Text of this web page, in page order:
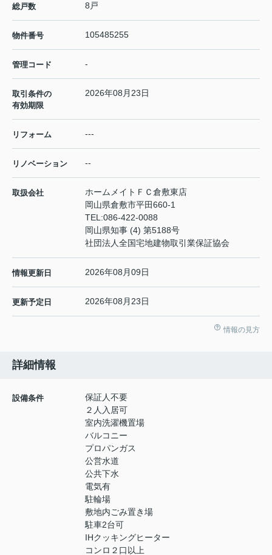
総戸数 8戸
物件番号 105485255
管理コード -
取引条件の
有効期限
2026年08月23日
リフォーム ---
リノベーション --
取扱会社
ホームメイトＦＣ倉敷東店
岡山県倉敷市平田660-1
TEL:086-422-0088
岡山県知事 (4) 第5188号
社団法人全国宅地建物取引業保証協会
情報更新日 2026年08月09日
更新予定日 2026年08月23日
情報の見方
詳細情報
設備条件
保証人不要
２人入居可
室内洗濯機置場
バルコニー
プロパンガス
公営水道
公共下水
電気有
駐輪場
敷地内ごみ置き場
駐車2台可
IHクッキングヒーター
コンロ２口以上